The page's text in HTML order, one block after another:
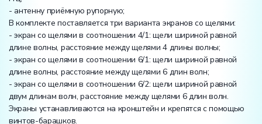
- антенну приёмную рупорную;
В комплекте поставляется три варианта экранов со щелями:
- экран со щелями в соотношении 4/1: щели шириной равной
длине волны, расстояние между щелями 4 длины волны;
- экран со щелями в соотношении 6/1: щели шириной равной
длине волны, расстояние между щелями 6 длин волн;
- экран со щелями в соотношении 6/2: щели шириной равной
двум длинам волн, расстояние между щелями 6 длин волн.
Экраны устанавливаются на кронштейн и крепятся с помощью
винтов-барашков.